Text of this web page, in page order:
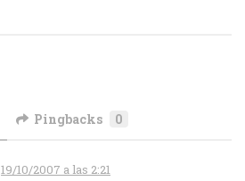
Pingbacks 0
19/10/2007 a las 2:21